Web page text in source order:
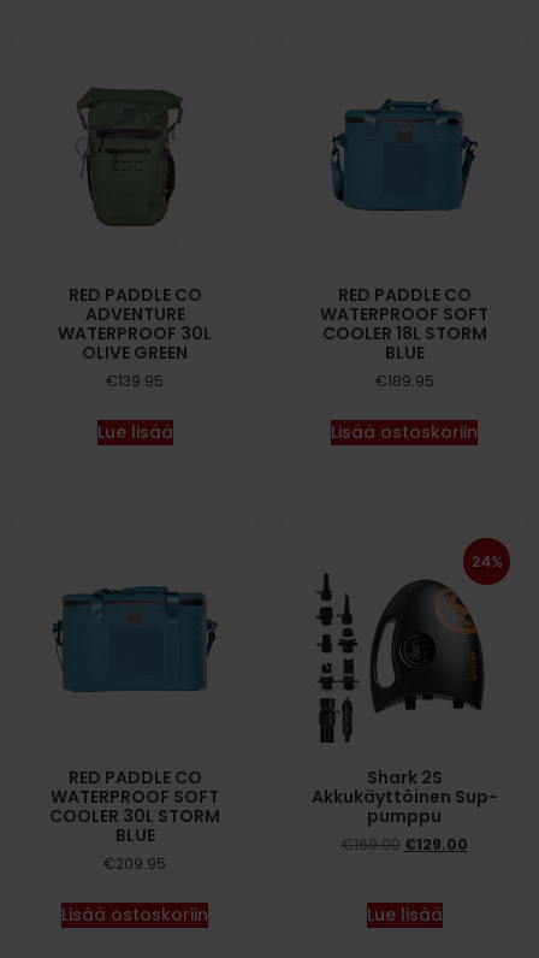
RED PADDLE CO
ADVENTURE
WATERPROOF 30L
OLIVE GREEN
€139.95
Lue lisää
RED PADDLE CO
WATERPROOF SOFT
COOLER 18L STORM
BLUE
€189.95
Lisää ostoskoriin
RED PADDLE CO
WATERPROOF SOFT
COOLER 30L STORM
BLUE
€209.95
Lisää ostoskoriin
24%
Shark 2S
Akkukäyttöinen Sup-
pumppu
€169.00 €129.00
Lue lisää